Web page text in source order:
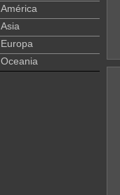
América
Asia
Europa
Oceania